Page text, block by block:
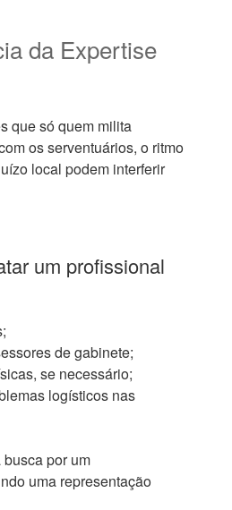
da Expertise
que só quem milita
os serventuários, o ritmo
local podem interferir
um profissional
de gabinete;
se necessário;
logísticos nas
por um
uma representação